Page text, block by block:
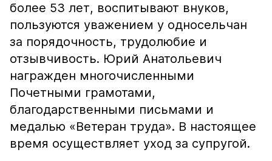
более 53 лет, воспитывают внуков,
пользуются уважением у односельчан
за порядочность, трудолюбие и
отзывчивость. Юрий Анатольевич
награжден многочисленными
Почетными грамотами,
благодарственными письмами и
медалью «Ветеран труда». В настоящее
время осуществляет уход за супругой.